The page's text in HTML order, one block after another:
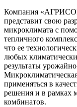
Компания
представит свою
микроклимата с
тепличного
что ее
любых
результаты
применяться в
решения и в рамках
комбинатов.